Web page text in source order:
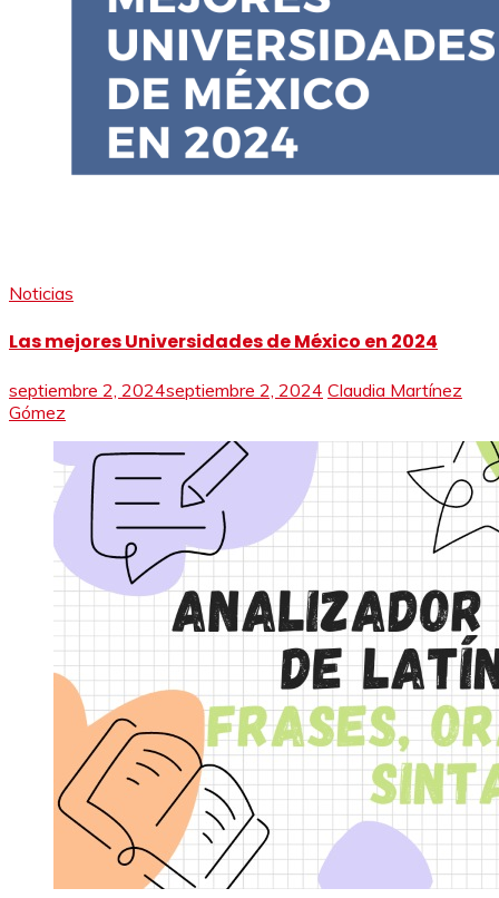
Noticias
Las mejores Universidades de México en 2024
septiembre 2, 2024septiembre 2, 2024 Claudia Martínez
Gómez